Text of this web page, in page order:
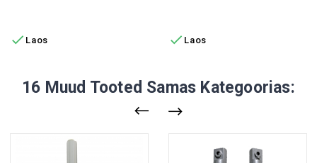
 Laos  Laos
16 Muud Tooted Samas Kategoorias: